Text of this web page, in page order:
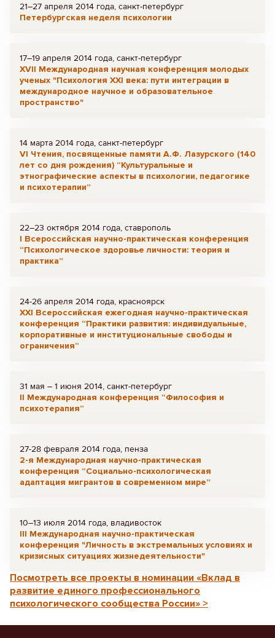
21–27 апреля 2014 года, санкт-петербург
Петербургская неделя психологии
17–19 апреля 2014 года, санкт-петербург
XVII Международная научная конференция молодых
ученых "Психология XXI века: пути интеграции в
международное научное и образовательное
пространство"
14 марта 2014 года, санкт-петербург
VI Чтения, посвященные памяти А.Ф. Лазурского (140
лет со дня рождения) “Культуральные и
этнографические аспекты в психологии, педагогике
и психотерапии”
22–23 октября 2014 года, ставрополь
I Всероссийская научно-практическая конференция
“Психологическое здоровье личности: теория и
практика”
24-26 апреля 2014 года, красноярск
ХХI Всероссийская ежегодная научно-практическая
конференция “Практики развития: индивидуальные,
корпоративные и институциональные свободы и
ограничения”
31 мая – 1 июня 2014, санкт-петербург
II Международная конференция “Философия и
психотерапия”
27-28 февраля 2014 года, пенза
2-я Международная научно-практическая
конференция “Социально-психологическая
адаптация мигрантов в современном мире”
10–13 июля 2014 года, владивосток
III Международная научно-практическая
конференция "Личность в экстремальных условиях и
кризисных ситуациях жизнедеятельности"
Посмотреть все проекты в номинации «Вклад в
развитие единого профессионального
психологического сообщества России» >